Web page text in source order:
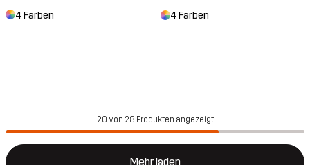
4 Farben 4 Farben
20 von 28 Produkten angezeigt
Mehr laden